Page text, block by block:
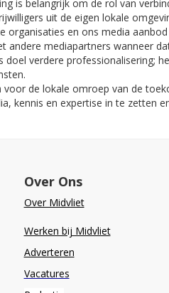
is belangrijk om de rol van
uit de eigen lokale
organisaties en ons media
andere mediapartners wanneer
verdere professionalisering;
de lokale omroep van de
kennis en expertise in te zetten
Over Ons
Over Midvliet
Werken bij Midvliet
Adverteren
Vacatures